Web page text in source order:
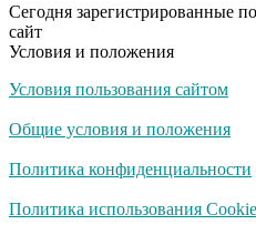
смеяться вы будете
Королева вагона
оставит
Забывший о
Сегодня зарегистрированные
сайт
Условия и положения
Условия пользования сайтом
Общие условия и положения
Политика конфиденциальности
Политика использования Cookie